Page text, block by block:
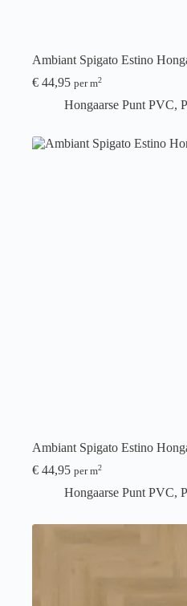
Ambiant Spigato Estino
€ 44,95 per m2
Hongaarse Punt PVC,
Ambiant Spigato Estino
€ 44,95 per m2
Hongaarse Punt PVC,